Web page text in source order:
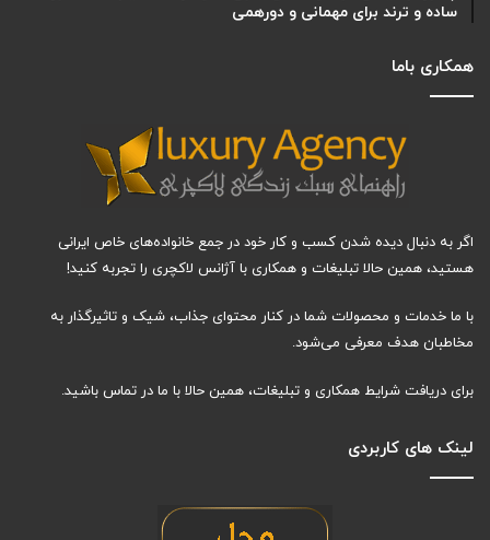
ساده و ترند برای مهمانی و دورهمی
همکاری باما
اگر به دنبال دیده شدن کسب و کار خود در جمع خانواده‌های خاص ایرانی
هستید، همین حالا تبلیغات و همکاری با آژانس لاکچری را تجربه کنید!
با ما خدمات و محصولات شما در کنار محتوای جذاب، شیک و تاثیرگذار به
مخاطبان هدف معرفی می‌شود.
برای دریافت شرایط همکاری و تبلیغات، همین حالا با ما در تماس باشید.
لینک های کاربردی